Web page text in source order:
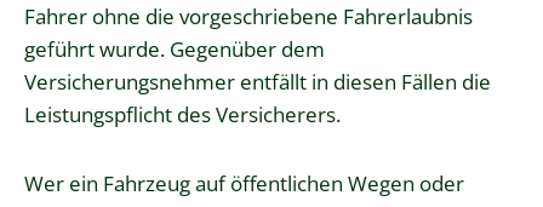
Fahrer ohne die vorgeschriebene Fahrerlaubnis
geführt wurde. Gegenüber dem
Versicherungsnehmer entfällt in diesen Fällen die
Leistungspflicht des Versicherers.
Wer ein Fahrzeug auf öffentlichen Wegen oder